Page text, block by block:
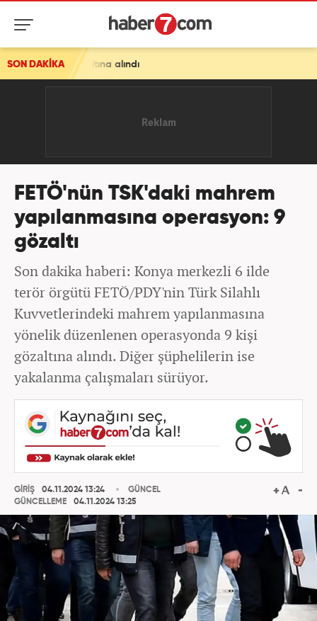
SON DAKİKA
alındı
FETÖ'nün TSK'daki mahrem
yapılanmasına operasyon: 9
gözaltı
Son dakika haberi: Konya merkezli 6 ilde
terör örgütü FETÖ/PDY'nin Türk Silahlı
Kuvvetlerindeki mahrem yapılanmasına
yönelik düzenlenen operasyonda 9 kişi
gözaltına alındı. Diğer şüphelilerin ise
yakalanma çalışmaları sürüyor.
GİRİŞ
04.11.2024 13:24
GÜNCELLEME
04.11.2024 13:25
GÜNCEL